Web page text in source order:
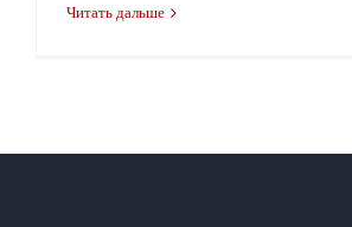
Читать дальше